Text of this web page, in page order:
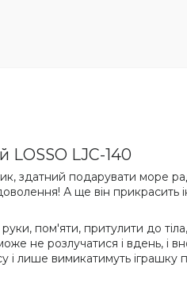
LOSSO LJC-140
здатний подарувати море
А ще він прикрасить
пом'яти, притулити до
не розлучатися і вдень, і
лише вимикатимуть іграшку